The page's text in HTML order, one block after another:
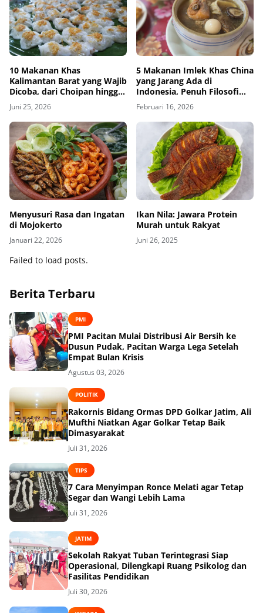
10 Makanan Khas
Kalimantan Barat yang Wajib
Dicoba, dari Choipan hingga
Sotong Pangkong
Juni 25, 2026
5 Makanan Imlek Khas China
yang Jarang Ada di
Indonesia, Penuh Filosofi
Keberuntungan
Februari 16, 2026
Menyusuri Rasa dan Ingatan
di Mojokerto
Januari 22, 2026
Ikan Nila: Jawara Protein
Murah untuk Rakyat
Juni 26, 2025
Failed to load posts.
Berita Terbaru
PMI
PMI Pacitan Mulai Distribusi Air Bersih ke
Dusun Pudak, Pacitan Warga Lega Setelah
Empat Bulan Krisis
Agustus 03, 2026
POLITIK
Rakornis Bidang Ormas DPD Golkar Jatim, Ali
Mufthi Niatkan Agar Golkar Tetap Baik
Dimasyarakat
Juli 31, 2026
TIPS
7 Cara Menyimpan Ronce Melati agar Tetap
Segar dan Wangi Lebih Lama
Juli 31, 2026
JATIM
Sekolah Rakyat Tuban Terintegrasi Siap
Operasional, Dilengkapi Ruang Psikolog dan
Fasilitas Pendidikan
Juli 30, 2026